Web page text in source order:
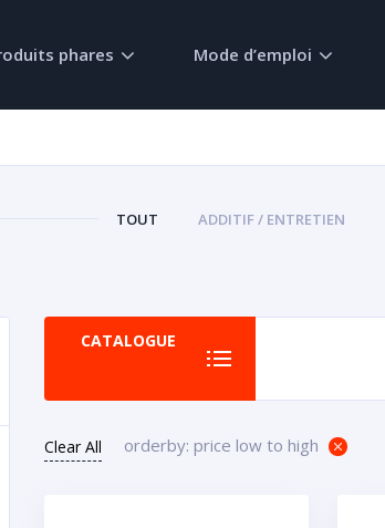
phares Mode d’emploi
TOUT ADDITIF / ENTRETIEN
CATALOGUE
Clear All orderby: price low to high